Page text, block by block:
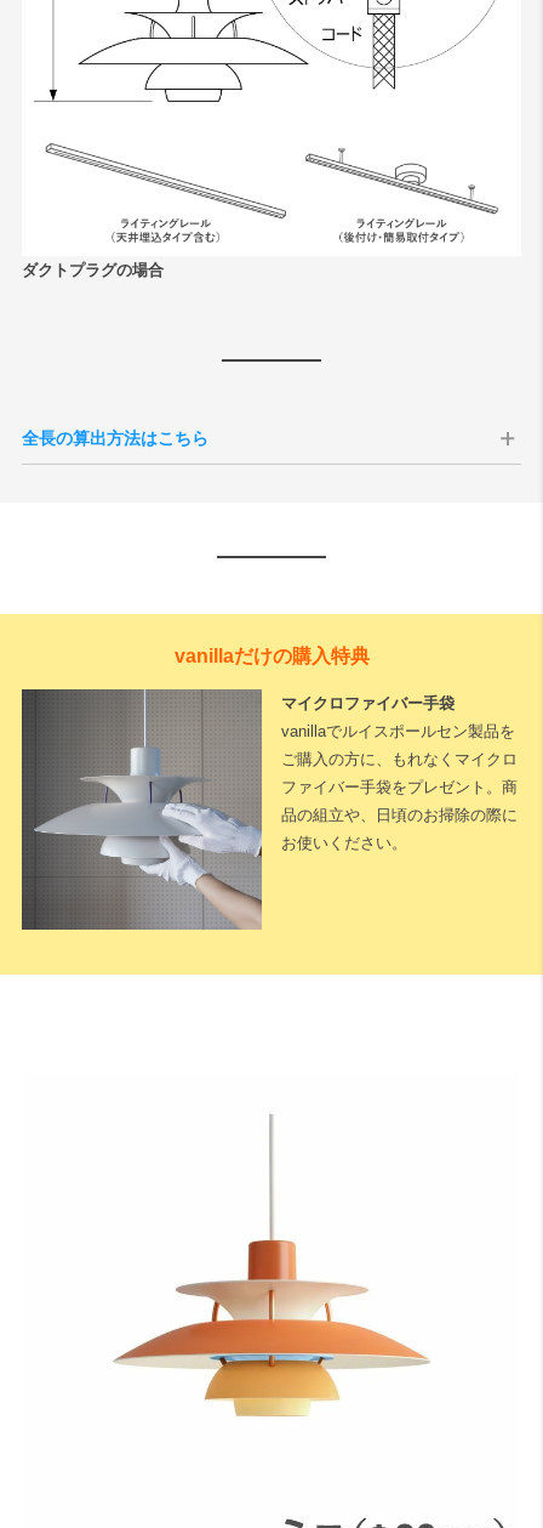
ダクトプラグの場合
全長の算出方法はこちら
下記に測定した長さなどを入力いただくと全長が算出されます。
B：テーブル天板から器具の下面（任意）
テーブル天板と器具の間の高さでこちらは任意の寸法となります。ル
イスポールセンでは、テーブル上の照度や、視界に入る照明器具が美
vanillaだけの購入特典
マイクロファイバー手袋
vanillaでルイスポールセン製品を
ご購入の方に、もれなくマイクロ
ファイバー手袋をプレゼント。商
品の組立や、日頃のお掃除の際に
お使いください。